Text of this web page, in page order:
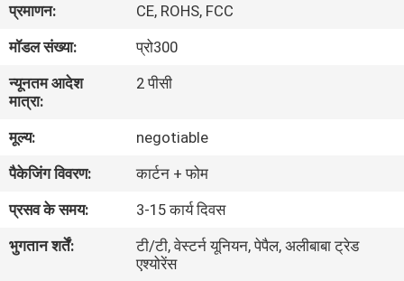
दिखाएँ
हमारे
बारे
में
कारखाना
भ्रमण
प्रमाणन:
CE, ROHS, FCC
मॉडल संख्या:
प्रो300
न्यूनतम आदेश
मात्रा:
2 पीसी
मूल्य:
negotiable
पैकेजिंग विवरण:
कार्टन + फोम
प्रसव के समय:
3-15 कार्य दिवस
भुगतान शर्तें:
टी/टी, वेस्टर्न यूनियन, पेपैल, अलीबाबा ट्रेड
एश्योरेंस